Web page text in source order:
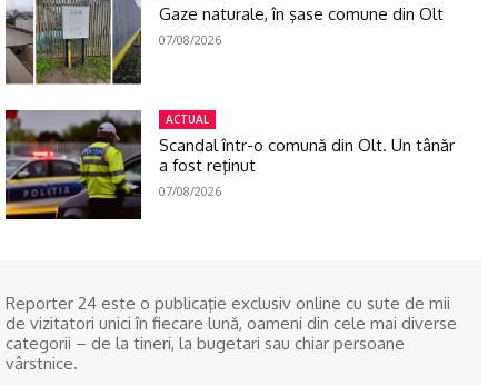
Gaze naturale, în şase comune din Olt
07/08/2026
ACTUAL
Scandal într-o comună din Olt. Un tânăr
a fost reţinut
07/08/2026
Reporter 24 este o publicaţie exclusiv online cu sute de mii
de vizitatori unici în fiecare lună, oameni din cele mai diverse
categorii – de la tineri, la bugetari sau chiar persoane
vârstnice.